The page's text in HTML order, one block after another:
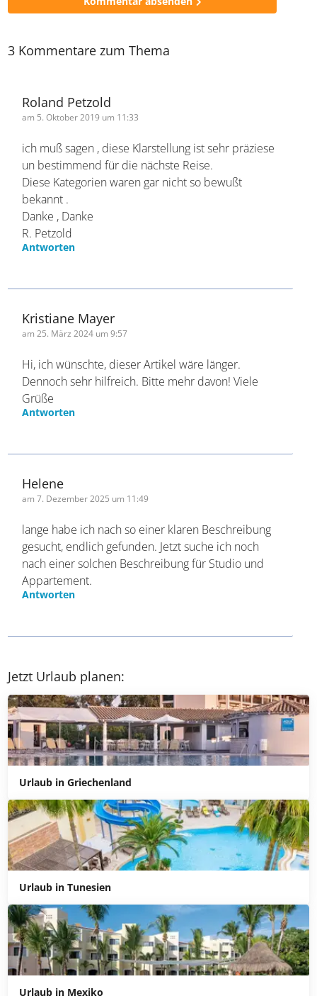
* Pflichtfelder
Kommentar absenden
3 Kommentare zum Thema
Roland Petzold
am 5. Oktober 2019 um 11:33
ich muß sagen , diese Klarstellung ist sehr
präziese un bestimmend für die nächste Reise.
Diese Kategorien waren gar nicht so bewußt
bekannt .
Kristiane Mayer
am 25. März 2024 um 9:57
Hi, ich wünschte, dieser Artikel wäre länger.
Helene
am 7. Dezember 2025 um 11:49
lange habe ich nach so einer klaren
Beschreibung gesucht, endlich gefunden. Jetzt
Jetzt Urlaub planen:
Urlaub in Griechenland
Urlaub in Tunesien